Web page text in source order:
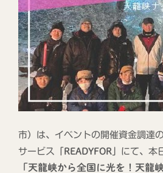
市）は、イベントの開催資金調達
サービス「 READYFOR 」にて、本
「天龍峡から全国に光を！天龍